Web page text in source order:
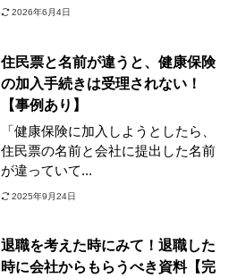
2026年6月4日
住民票と名前が違うと、健康保険
の加入手続きは受理されない！
【事例あり】
「健康保険に加入しようとしたら、
住民票の名前と会社に提出した名前
が違っていて...
2025年9月24日
退職を考えた時にみて！退職した
時に会社からもらうべき資料【完